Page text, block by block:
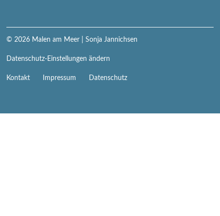
© 2026 Malen am Meer | Sonja Jannichsen
Datenschutz-Einstellungen ändern
Navigation
Kontakt Impressum Datenschutz